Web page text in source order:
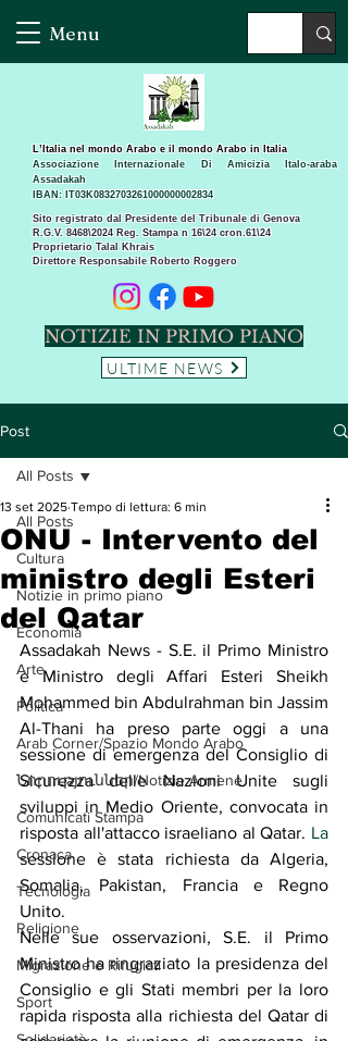
Menu
Sito registrato dal Presidente del Tribunale di Genova
R.G.V. 8468\2024 Reg. Stampa n 16\24 cron.61\24 ​
Proprietario Talal Khrais
Direttore Responsabile Roberto Roggero
L’Italia nel mondo Arabo e il mondo Arabo in Italia
Associazione Internazionale Di Amicizia Italo-araba
Assadakah
IBAN: IT03K0832703261000000002834
NOTIZIE IN PRIMO PIANO
ULTIME NEWS
Post
All Posts
Cultura
Notizie in primo piano
Economia
Arte
Politica
Arab Corner/Spazio Mondo Arabo
Նորություններ/Notizie Armene
Comunicati Stampa
Cronaca
Tecnologia
Religione
Migrazione e Rifugiati
Sport
All Posts
ONU - Intervento del
ministro degli Esteri
del Qatar
13 set 2025 Tempo di lettura: 6 min
Assadakah News - S.E. il Primo Ministro
e Ministro degli Affari Esteri Sheikh
Mohammed bin Abdulrahman bin Jassim
Al-Thani ha preso parte oggi a una
sessione di emergenza del Consiglio di
Sicurezza delle Nazioni Unite sugli
sviluppi in Medio Oriente, convocata in
risposta all'attacco israeliano al Qatar. La
sessione è stata richiesta da Algeria,
Somalia, Pakistan, Francia e Regno
Unito.
Nelle sue osservazioni, S.E. il Primo
Ministro ha ringraziato la presidenza del
Consiglio e gli Stati membri per la loro
rapida risposta alla richiesta del Qatar di